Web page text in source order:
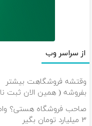
از سراسر وب
وقتشه فروشگاهت بیشتر
بفروشه ( همین الان ثبت
کن )
صاحب فروشگاه هستی؟
۳ میلیارد تومان بگیر